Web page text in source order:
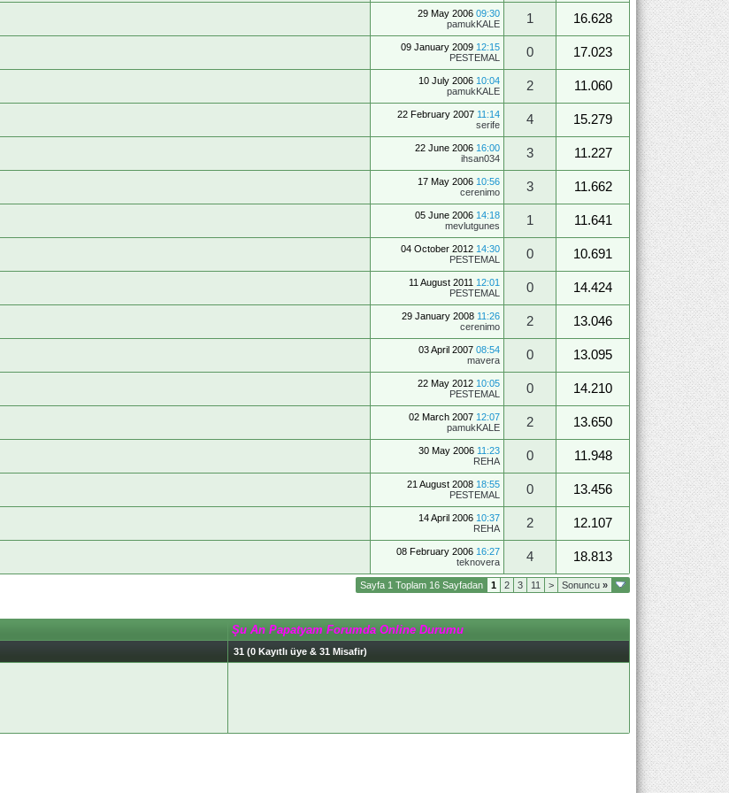
29 May 2006 09:30
pamukKALE
1
16.628
09 January 2009 12:15
PESTEMAL
0
17.023
10 July 2006 10:04
pamukKALE
2
11.060
22 February 2007 11:14
serife
4
15.279
22 June 2006 16:00
ihsan034
3
11.227
17 May 2006 10:56
cerenimo
3
11.662
05 June 2006 14:18
mevlutgunes
1
11.641
04 October 2012 14:30
PESTEMAL
0
10.691
11 August 2011 12:01
PESTEMAL
0
14.424
29 January 2008 11:26
cerenimo
2
13.046
03 April 2007 08:54
mavera
0
13.095
22 May 2012 10:05
PESTEMAL
0
14.210
02 March 2007 12:07
pamukKALE
2
13.650
30 May 2006 11:23
REHA
0
11.948
21 August 2008 18:55
PESTEMAL
0
13.456
14 April 2006 10:37
REHA
2
12.107
08 February 2006 16:27
teknovera
4 18.813
Sayfa 1 Toplam 16 Sayfadan 1 2 3 11 > Sonuncu »
Şu An Papatyam Forumda Online Durumu
31 (0 Kayıtlı üye & 31 Misafir)